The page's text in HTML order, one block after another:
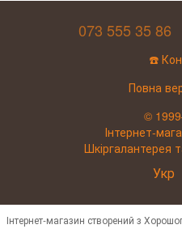
073 555 35 86
☎️
Повна
©
Інтернет-
Шкіргалантерея
Укр
Інтернет-магазин створений з